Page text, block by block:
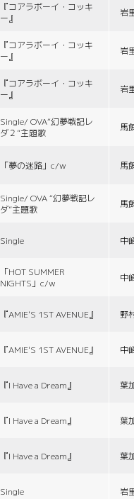
『コアラボーイ・コッキ
ー』
岩
『コアラボーイ・コッキ
ー』
岩
『コアラボーイ・コッキ
ー』
岩
Single/ OVA“幻夢戦記レ
ダ２”主題歌
馬
「夢の迷路」c/w 馬
Single/ OVA “幻夢戦記レ
ダ”主題歌
馬
Single 中
「HOT SUMMER
NIGHTS」c/w
中
『AMIE'S 1ST AVENUE』 野
『AMIE'S 1ST AVENUE』 中
『I Have a Dream』 葉
『I Have a Dream』 葉
『I Have a Dream』 葉
Single 岩